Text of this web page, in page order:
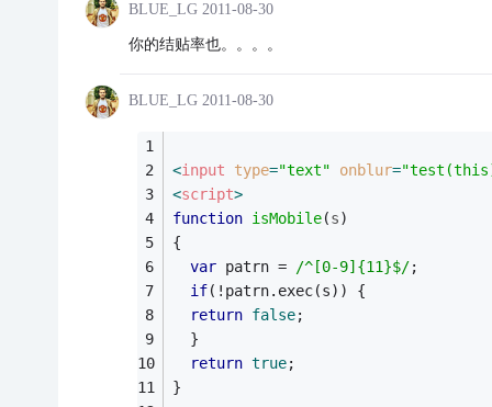
BLUE_LG 2011-08-30
你的结贴率也。。。。
BLUE_LG 2011-08-30
<input type="text" onblur=
<script>
function isMobile(s)
{
var patrn = /^[0-9]{11}$/;
if(!patrn.exec(s)) {
return false;
  }
return true;
}